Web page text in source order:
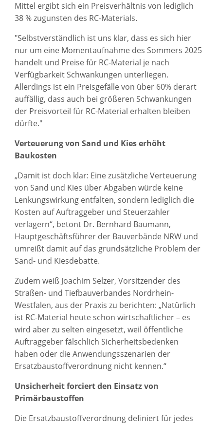
Mittel ergibt sich ein Preisverhältnis von lediglich
38 % zugunsten des RC-Materials.
"Selbstverständlich ist uns klar, dass es sich hier
nur um eine Momentaufnahme des Sommers 2025
handelt und Preise für RC-Material je nach
Verfügbarkeit Schwankungen unterliegen.
Allerdings ist ein Preisgefälle von über 60% derart
auffällig, dass auch bei größeren Schwankungen
der Preisvorteil für RC-Material erhalten bleiben
dürfte."
Verteuerung von Sand und Kies erhöht
Baukosten
„Damit ist doch klar: Eine zusätzliche Verteuerung
von Sand und Kies über Abgaben würde keine
Lenkungswirkung entfalten, sondern lediglich die
Kosten auf Auftraggeber und Steuerzahler
verlagern“, betont Dr. Bernhard Baumann,
Hauptgeschäftsführer der Bauverbände NRW und
umreißt damit auf das grundsätzliche Problem der
Sand- und Kiesdebatte.
Zudem weiß Joachim Selzer, Vorsitzender des
Straßen- und Tiefbauverbandes Nordrhein-
Westfalen, aus der Praxis zu berichten: „Natürlich
ist RC-Material heute schon wirtschaftlicher – es
wird aber zu selten eingesetzt, weil öffentliche
Auftraggeber fälschlich Sicherheitsbedenken
haben oder die Anwendungsszenarien der
Ersatzbaustoffverordnung nicht kennen.“
Unsicherheit forciert den Einsatz von
Primärbaustoffen
Die Ersatzbaustoffverordnung definiert für jedes